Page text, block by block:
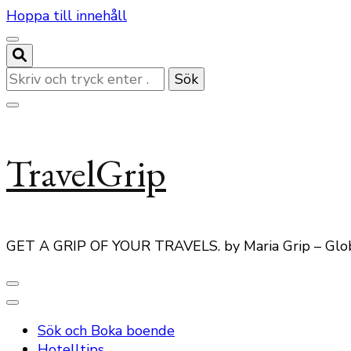
Hoppa till innehåll
Letar
du
efter
TravelGrip
GET A GRIP OF YOUR TRAVELS. by Maria Grip –
Sök och Boka boende